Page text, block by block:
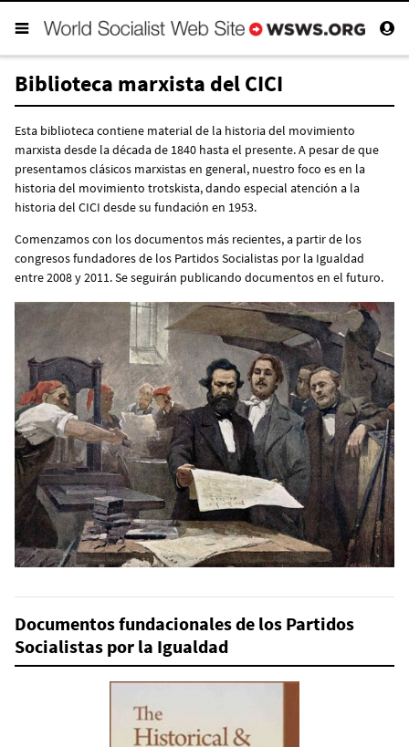
Biblioteca marxista del CICI
Esta biblioteca contiene material de la historia del movimiento
marxista desde la década de 1840 hasta el presente. A pesar de que
presentamos clásicos marxistas en general, nuestro foco es en la
historia del movimiento trotskista, dando especial atención a la
historia del CICI desde su fundación en 1953.
Comenzamos con los documentos más recientes, a partir de los
congresos fundadores de los Partidos Socialistas por la Igualdad
entre 2008 y 2011. Se seguirán publicando documentos en el futuro.
Documentos fundacionales de los Partidos
Socialistas por la Igualdad